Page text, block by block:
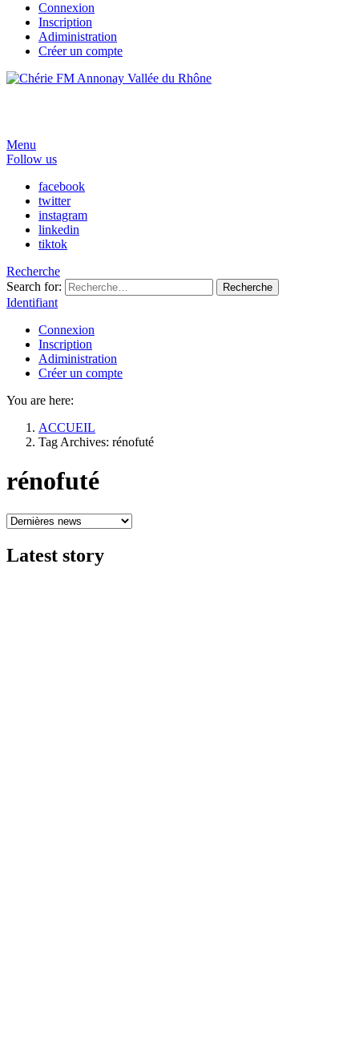
Connexion
Inscription
Adiministration
Créer un compte
Menu
Follow us
facebook
twitter
instagram
linkedin
tiktok
Recherche
Search for:
Recherche
Identifiant
Connexion
Inscription
Adiministration
Créer un compte
You are here:
ACCUEIL
Tag Archives: rénofuté
rénofuté
Latest story